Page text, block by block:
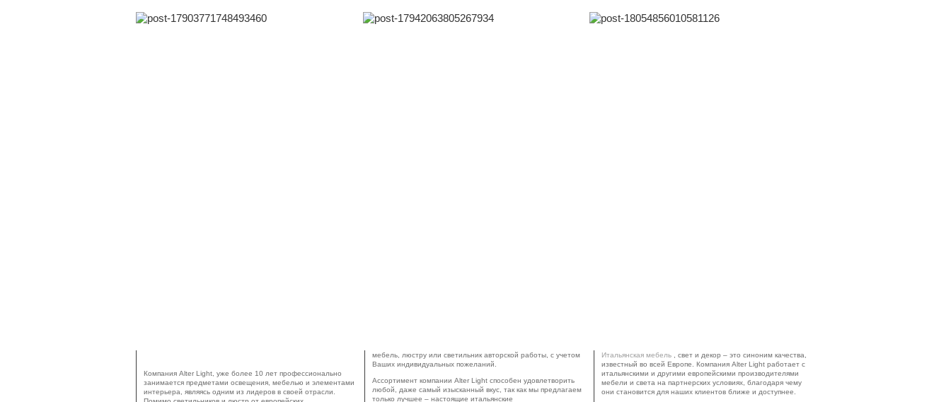
Компания Alter Light, уже более 10 лет профессионально
занимается предметами освещения, мебелью и элементами
интерьера, являясь одним из лидеров в своей отрасли.
мебель, люстру или светильник авторской работы, с учетом
Ваших индивидуальных пожеланий.
Ассортимент компании Alter Light способен удовлетворить
любой, даже самый изысканный вкус, так как мы предлагаем
только лучшее – настоящие итальянские
Итальянская мебель
, свет и декор – это синоним качества,
известный во всей Европе. Компания Alter Light работает с
итальянскими и другими европейскими производителями
мебели и света на партнерских условиях, благодаря чему
они становится для наших клиентов ближе и доступнее.